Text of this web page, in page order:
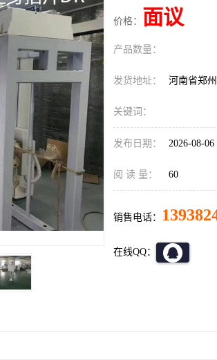
价格： 面议
产品数量：
发货地址： 河南省郑
关键词：
发布日期： 2026-08-06
阅 读 量： 60
销售电话：
在线QQ：